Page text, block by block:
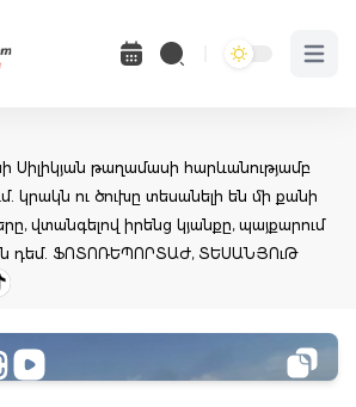
Open
Սիլիկյան թաղամասի հարևանությամբ
կրակն ու ծուխը տեսանելի են մի քանի
վտանգելով իրենց կյանքը, պայքարում
դեմ. ՖՈՏՈՌԵՊՈՐՏԱԺ, ՏԵՍԱՆՅՈւԹ